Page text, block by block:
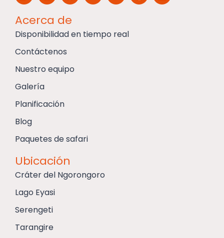
Acerca de
Disponibilidad en tiempo real
Contáctenos
Nuestro equipo
Galería
Planificación
Blog
Paquetes de safari
Ubicación
Cráter del Ngorongoro
Lago Eyasi
Serengeti
Tarangire